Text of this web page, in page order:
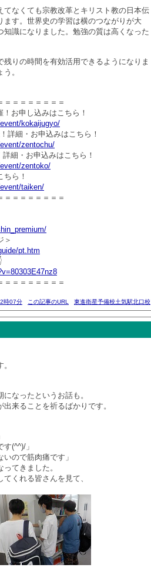
てなくても宗教改革とキリスト教の日本伝
ます。世界史の学習は横のつながりが大
識になりました。勉強の質は高くなった
りの時間を有効活用できるようになりま
。
＝＝＝＝＝＝＝＝
お申し込みはこちら！
kokaijugyo/
詳細・お申込みはこちら！
zentochu/
細・お申込みはこちら！
zentoko/
ら！
taiken/
＝＝＝＝＝＝＝＝
＞
pt.htm
＝＝＝＝＝＝＝＝
時07分 この記事のURL 東進衛星予備校土気駅北口校
なったというお話も。
来ることを祈るばかりです。
(^^)/」
いので筋肉痛です」
てきました。
くれる皆さんを見て、